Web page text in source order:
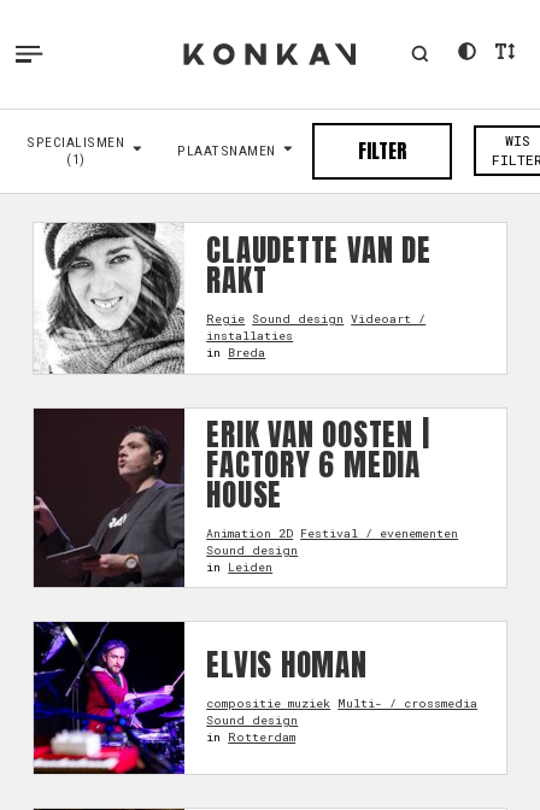
SPECIALISMEN
(1)
PLAATSNAMEN FILTER
WIS
CLAUDETTE VAN DE
RAKT
Regie Sound design Videoart /
installaties
in Breda
ERIK VAN OOSTEN |
FACTORY 6 MEDIA
HOUSE
Animation 2D Festival / evenementen
Sound design
in Leiden
ELVIS HOMAN
compositie muziek Multi- / crossmedia
Sound design
in Rotterdam